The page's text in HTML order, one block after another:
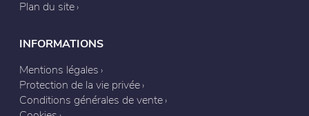
Plan du site
INFORMATIONS
Mentions légales
Protection de la vie privée
Conditions générales de vente